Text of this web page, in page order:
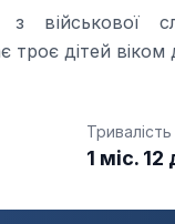
з військової
троє дітей віком
Тривалість
1 міс. 12